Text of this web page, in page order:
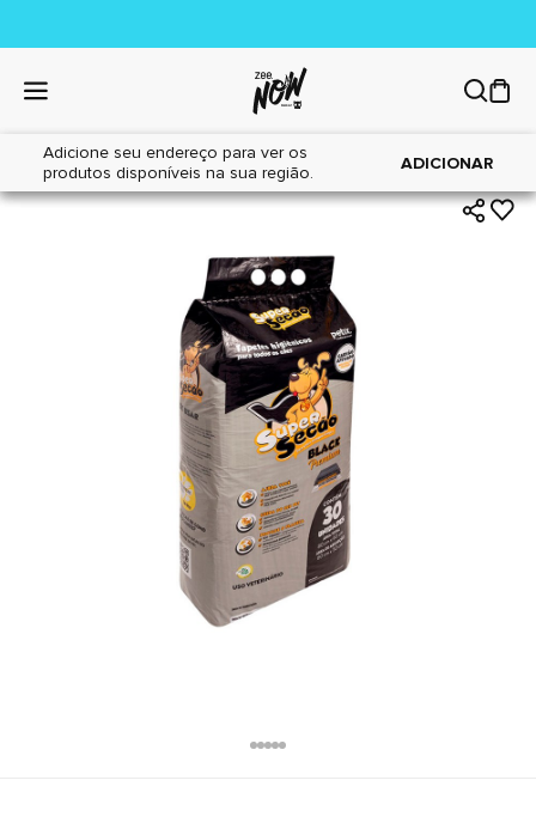
Adicione seu endereço para ver os
produtos disponíveis na sua região.
ADICIONAR
Home|Cães|Tapetes Higiênicos